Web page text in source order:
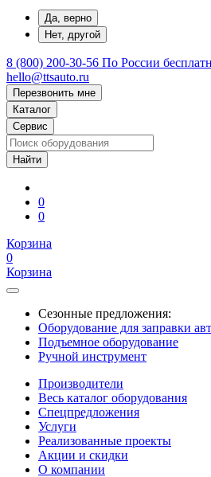
Да, верно
Нет, другой
8 (800) 200-30-56 По России
hello@ttsauto.ru
Перезвонить мне
Каталог
Сервис
0
0
Корзина
0
Корзина
Сезонные предложения:
Оборудование для заправки
Подъемное оборудование
Ручной инструмент
Производители
Весь каталог оборудования
Спецпредложения
Услуги
Реализованные проекты
Акции и скидки
О компании